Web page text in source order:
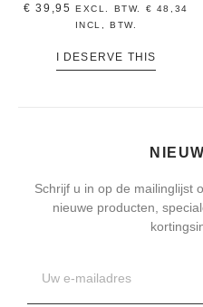
€ 39,95 EXCL. BTW. € 48,34
INCL, BTW.
I DESERVE THIS
Schrijf u in op de mailinglijst
nieuwe producten,